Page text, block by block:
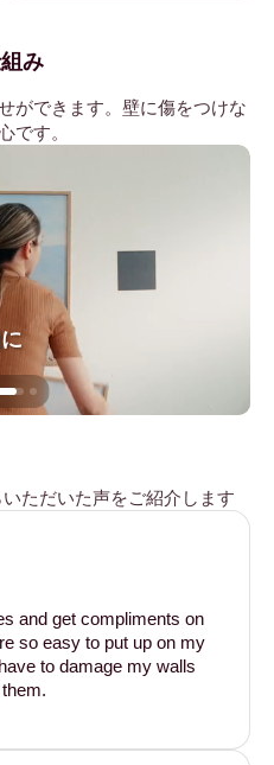
み
ができます。壁に傷をつけな
です。
ただいた声をご紹介します
and get compliments on
so easy to put up on my
to damage my walls